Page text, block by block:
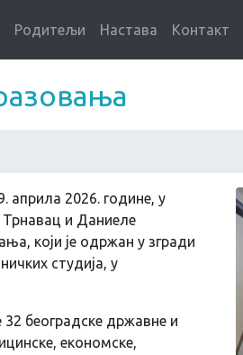
Родитељи Настава Контакт
априла 2026. године, у
Трнавац и Даниеле
који је одржан у згради
студија, у
београдске државне и
економске,